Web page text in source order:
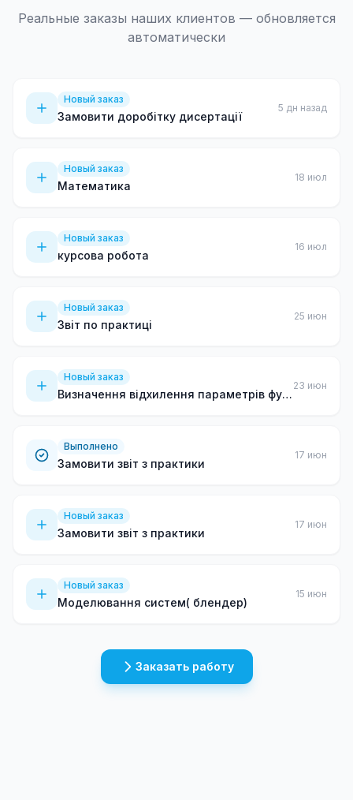
Реальные заказы наших клиентов — обновляется
автоматически
Новый заказ
Замовити доробітку дисертації
5 дн назад
Новый заказ
Математика
18 июл
Новый заказ
курсова робота
16 июл
Новый заказ
Звіт по практиці
25 июн
Новый заказ
Визначення відхилення параметрів функції зовнішнього дихання
23 июн
Выполнено
Замовити звіт з практики
17 июн
Новый заказ
Замовити звіт з практики
17 июн
Новый заказ
Моделювання систем( блендер)
15 июн
Заказать работу